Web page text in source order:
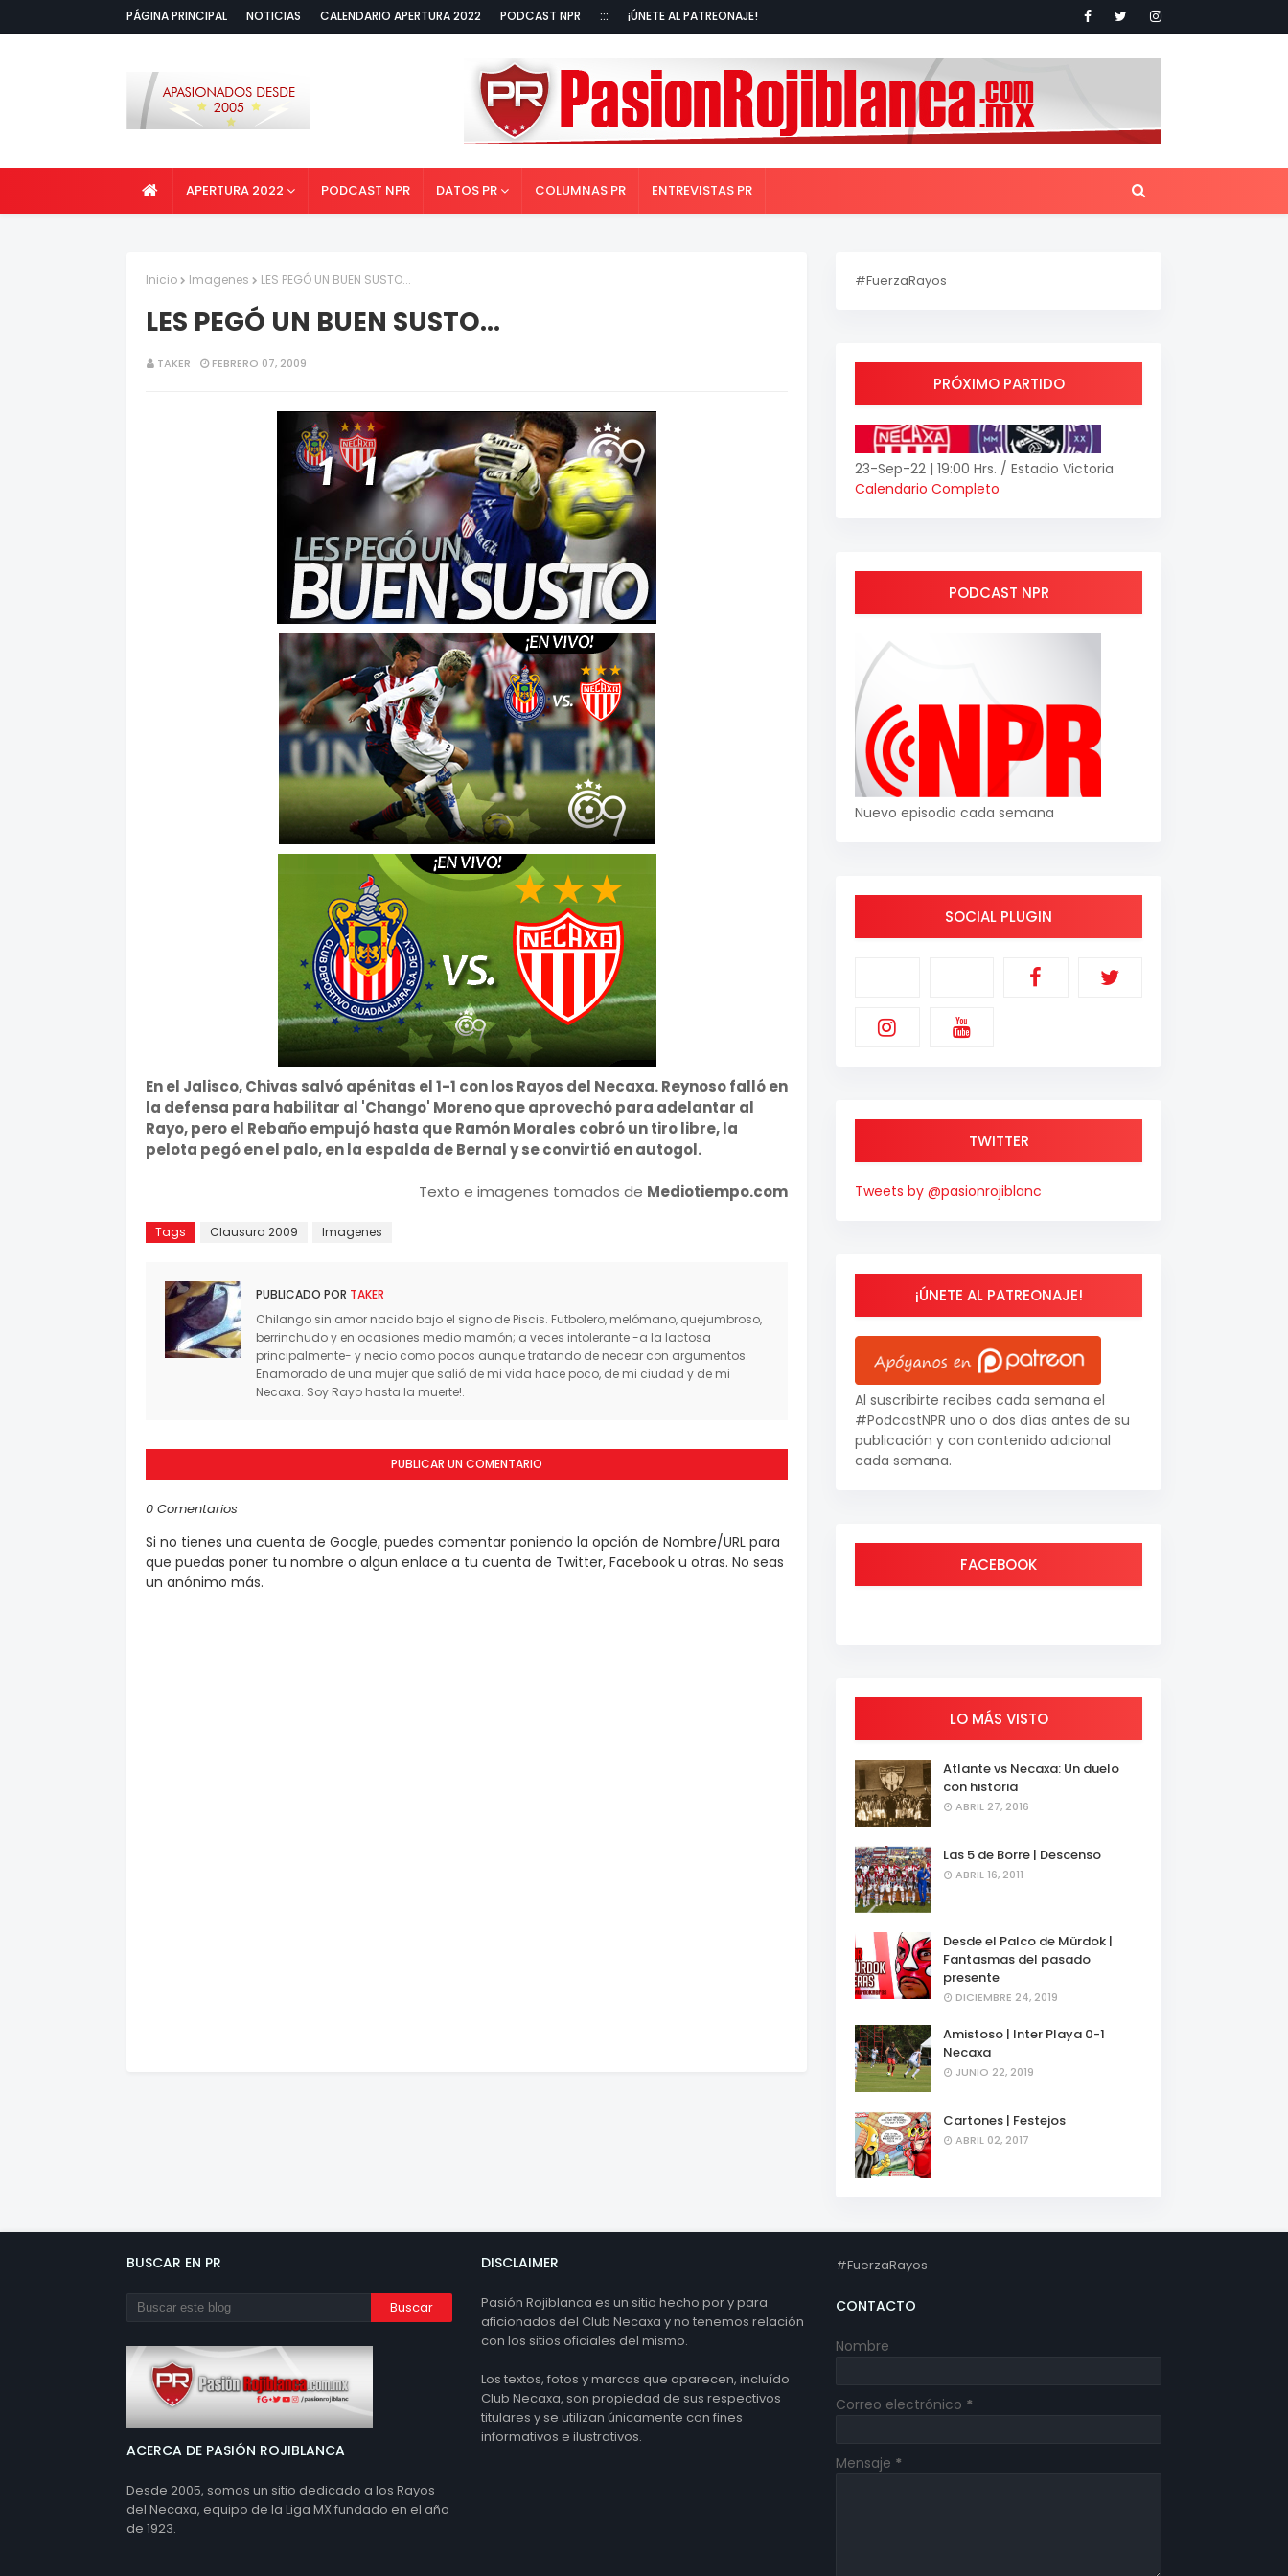
PÁGINA PRINCIPAL NOTICIAS CALENDARIO APERTURA 2022 PODCAST NPR ::: ¡ÚNETE AL PATREONAJE!
APERTURA 2022 PODCAST NPR DATOS PR COLUMNAS PR ENTREVISTAS PR
Inicio Imagenes LES PEGÓ UN BUEN SUSTO...
LES PEGÓ UN BUEN SUSTO...
TAKER FEBRERO 07, 2009
En el Jalisco, Chivas salvó apénitas el 1-1 con los Rayos del Necaxa. Reynoso falló en
la defensa para habilitar al 'Chango' Moreno que aprovechó para adelantar al
Rayo, pero el Rebaño empujó hasta que Ramón Morales cobró un tiro libre, la
pelota pegó en el palo, en la espalda de Bernal y se convirtió en autogol.
Texto e imagenes tomados de Mediotiempo.com
Tags Clausura 2009 Imagenes
PUBLICADO POR TAKER
Chilango sin amor nacido bajo el signo de Piscis. Futbolero, melómano, quejumbroso,
berrinchudo y en ocasiones medio mamón; a veces intolerante -a la lactosa
principalmente- y necio como pocos aunque tratando de necear con argumentos.
Enamorado de una mujer que salió de mi vida hace poco, de mi ciudad y de mi
Necaxa. Soy Rayo hasta la muerte!.
PUBLICAR UN COMENTARIO
0 Comentarios
Si no tienes una cuenta de Google, puedes comentar poniendo la opción de Nombre/URL para
que puedas poner tu nombre o algun enlace a tu cuenta de Twitter, Facebook u otras. No seas
un anónimo más.
#FuerzaRayos
PRÓXIMO PARTIDO
23-Sep-22 | 19:00 Hrs. / Estadio Victoria
Calendario Completo
PODCAST NPR
Nuevo episodio cada semana
SOCIAL PLUGIN
TWITTER
Tweets by @pasionrojiblanc
¡ÚNETE AL PATREONAJE!
Al suscribirte recibes cada semana el
#PodcastNPR uno o dos días antes de su
publicación y con contenido adicional
cada semana.
FACEBOOK
LO MÁS VISTO
Atlante vs Necaxa: Un duelo
con historia
ABRIL 27, 2016
Las 5 de Borre | Descenso
ABRIL 16, 2011
Desde el Palco de Mürdok |
Fantasmas del pasado
presente
DICIEMBRE 24, 2019
Amistoso | Inter Playa 0-1
Necaxa
JUNIO 22, 2019
Cartones | Festejos
ABRIL 02, 2017
BUSCAR EN PR
ACERCA DE PASIÓN ROJIBLANCA
Desde 2005, somos un sitio dedicado a los Rayos
del Necaxa, equipo de la Liga MX fundado en el año
de 1923.
DISCLAIMER
Pasión Rojiblanca es un sitio hecho por y para
aficionados del Club Necaxa y no tenemos relación
con los sitios oficiales del mismo.
Los textos, fotos y marcas que aparecen, incluído
Club Necaxa, son propiedad de sus respectivos
titulares y se utilizan únicamente con fines
informativos e ilustrativos.
#FuerzaRayos
CONTACTO
Nombre
Correo electrónico *
Mensaje *